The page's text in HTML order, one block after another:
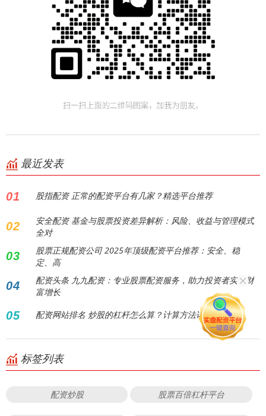
最近发表
01 股指配资 正常的配资平台有几家？精选平台推荐
02
安全配资 基金与股票投资差异解析：风险、收益与管理模式
全对
03
股票正规配资公司 2025年顶级配资平台推荐：安全、稳
定、高
04
配资头条 九九配资：专业股票配资服务，助力投资者实现财
富增长
05 配资网站排名 炒股的杠杆怎么算？计算方法详解
标签列表
配资炒股 股票百倍杠杆平台